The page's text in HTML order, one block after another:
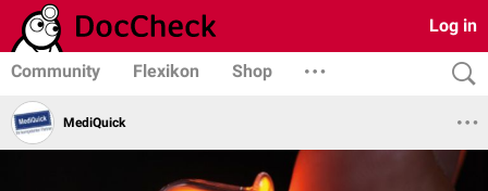
Log in
Community Flexikon Shop
MediQuick